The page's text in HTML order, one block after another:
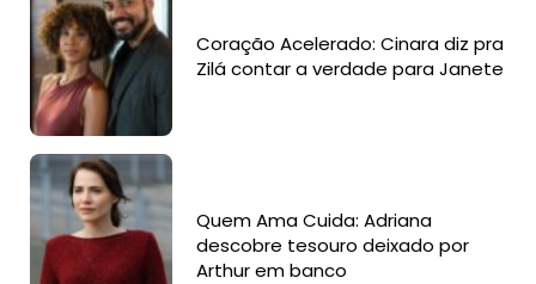
Coração Acelerado: Cinara diz pra
Zilá contar a verdade para Janete
Quem Ama Cuida: Adriana
descobre tesouro deixado por
Arthur em banco